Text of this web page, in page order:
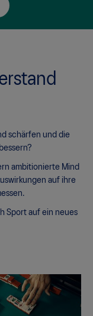
schärfen und die
ambitionierte Mind
auf ihre
Sport auf ein neues